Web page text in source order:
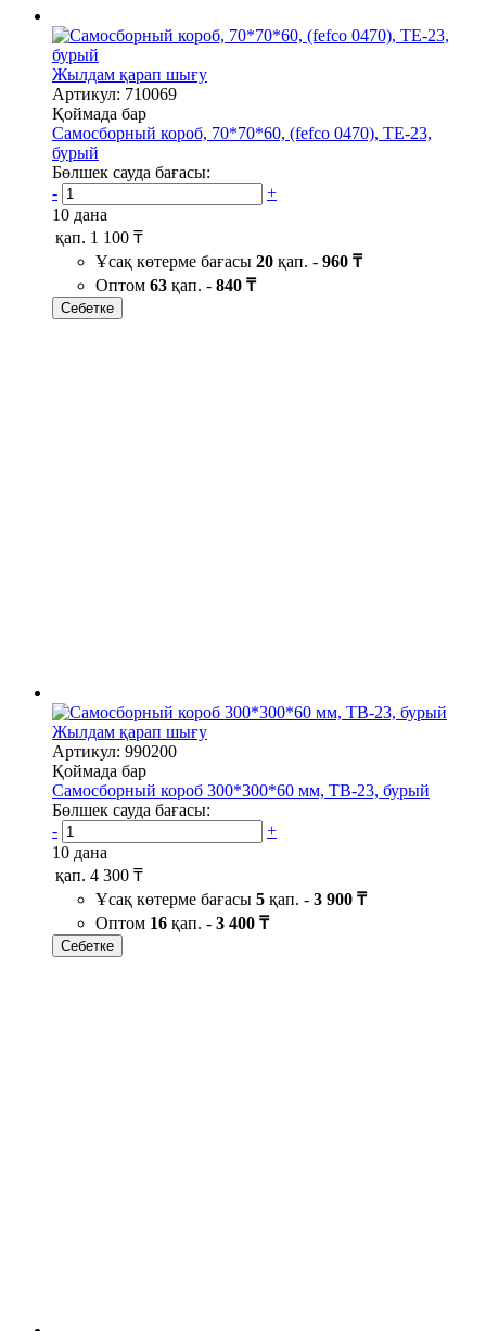
Жылдам қарап шығу
Артикул: 710069
Қоймада бар
Самосборный короб, 70*70*60, (fefco 0470), ТЕ-23,
бурый
Бөлшек сауда бағасы:
-
+
10 дана
қап. 1 100 ₸
Ұсақ көтерме бағасы 20 қап. - 960 ₸
Оптом 63 қап. - 840 ₸
Себетке
Жылдам қарап шығу
Артикул: 990200
Қоймада бар
Самосборный короб 300*300*60 мм, TB-23, бурый
Бөлшек сауда бағасы:
-
+
10 дана
қап. 4 300 ₸
Ұсақ көтерме бағасы 5 қап. - 3 900 ₸
Оптом 16 қап. - 3 400 ₸
Себетке